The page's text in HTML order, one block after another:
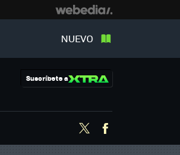
NUEVO
Suscríbete a
Twitter